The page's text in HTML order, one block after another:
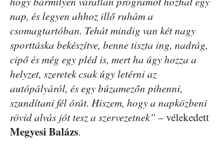
nap, és legyen ahhoz illő ruhám a
csomagtartóban. Tehát mindig van két nagy
sporttáska bekészítve, benne tiszta ing, nadrág,
cipő és még egy pléd is, mert ha úgy hozza a
helyzet, szeretek csak úgy letérni az
autópályáról, és egy búzamezőn pihenni,
szundítani fél órát. Hiszem, hogy a napközbeni
rövid alvás jót tesz a szervezetnek” – vélekedett
Megyesi Balázs.